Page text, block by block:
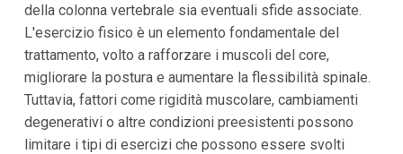
della colonna vertebrale sia eventuali sfide associate.
L'esercizio fisico è un elemento fondamentale del
trattamento, volto a rafforzare i muscoli del core,
migliorare la postura e aumentare la flessibilità spinale.
Tuttavia, fattori come rigidità muscolare, cambiamenti
degenerativi o altre condizioni preesistenti possono
limitare i tipi di esercizi che possono essere svolti